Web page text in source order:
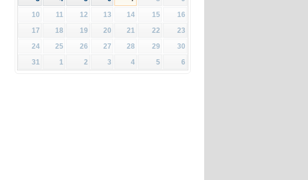
10
11 12 13 14 15
16
17
18 19 20 21 22
23
24
25 26 27 28 29
30
31
1 2 3 4 5 6